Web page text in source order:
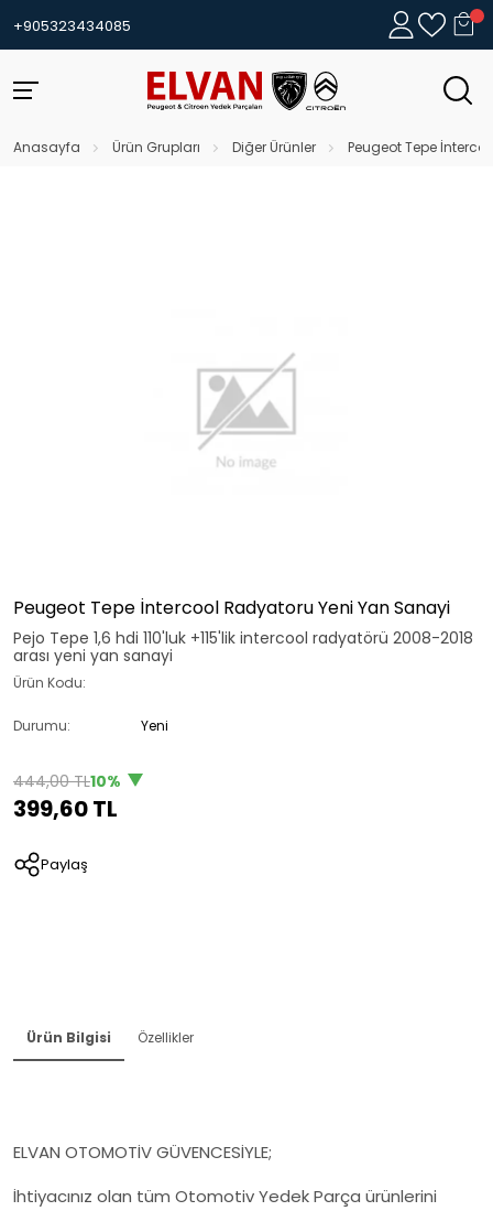
+905323434085
Anasayfa Ürün Grupları Diğer Ürünler Peugeot Tepe
Peugeot Tepe İntercool Radyatoru Yeni Yan Sanayi
Pejo Tepe 1,6 hdi 110'luk +115'lik intercool radyatörü 2008-2018
arası yeni yan sanayi
Ürün Kodu:
Durumu: Yeni
444,00 TL10%
399,60 TL
Paylaş
Ürün Bilgisi Özellikler
ELVAN OTOMOTİV GÜVENCESİYLE;
İhtiyacınız olan tüm Otomotiv Yedek Parça ürünlerini